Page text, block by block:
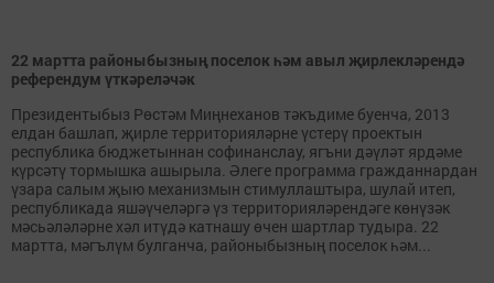
22 мартта районыбызның поселок һәм авыл җирлекләрендә
референдум үткәреләчәк
Президентыбыз Рөстәм Миңнеханов тәкъдиме буенча, 2013
елдан башлап, җирле территорияләрне үстерү проектын
республика бюджетыннан софинанслау, ягъни дәүләт ярдәме
күрсәтү тормышка ашырыла. Әлеге программа гражданнардан
үзара салым җыю механизмын стимуллаштыра, шулай итеп,
республикада яшәүчеләргә үз территорияләрендәге көнүзәк
мәсьәләләрне хәл итүдә катнашу өчен шартлар тудыра. 22
мартта, мәгълүм булганча, районыбызның поселок һәм...